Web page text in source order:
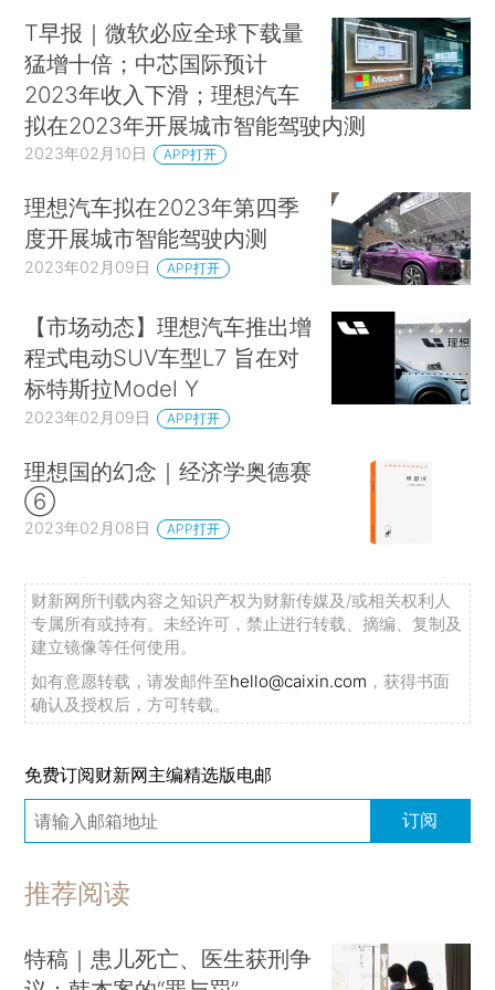
T早报｜微软必应全球下载量
猛增十倍；中芯国际预计
2023年收入下滑；理想汽车
拟在2023年开展城市智能驾驶内测
2023年02月10日 APP打开
理想汽车拟在2023年第四季
度开展城市智能驾驶内测
2023年02月09日 APP打开
【市场动态】理想汽车推出增
程式电动SUV车型L7 旨在对
标特斯拉Model Y
2023年02月09日 APP打开
理想国的幻念｜经济学奥德赛
⑥
2023年02月08日 APP打开
财新网所刊载内容之知识产权为财新传媒及/或相关权利人
专属所有或持有。未经许可，禁止进行转载、摘编、复制及
建立镜像等任何使用。
如有意愿转载，请发邮件至hello@caixin.com ，获得书面
确认及授权后，方可转载。
免费订阅财新网主编精选版电邮
订阅
推荐阅读
特稿｜患儿死亡、医生获刑争